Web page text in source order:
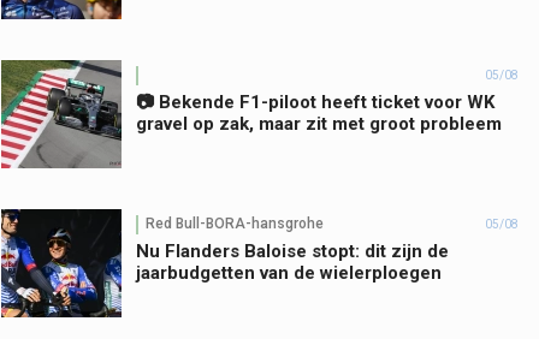
05/08
📷 Bekende F1-piloot heeft ticket voor WK
gravel op zak, maar zit met groot probleem
Red Bull-BORA-hansgrohe 05/08
Nu Flanders Baloise stopt: dit zijn de
jaarbudgetten van de wielerploegen